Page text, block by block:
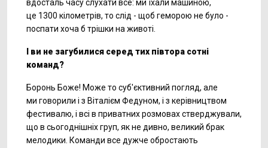
вдосталь часу слухати все: ми їхали машиною,
це 1300 кілометрів, то слід - щоб геморою не було -
поспати хоча б трішки на животі.
І ви не загубилися серед тих півтора сотні
команд?
Боронь Боже! Може то суб'єктивний погляд, але
ми говорили і з Віталієм Федуном, і з керівництвом
фестивалю, і всі в приватних розмовах стверджували,
що в сьогоднішніх груп, як не дивно, великий брак
мелодики. Команди все дужче обростають